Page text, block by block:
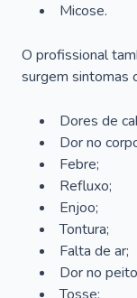
Micose.
O profissional
surgem sintomas
Dores de
Dor no
Febre;
Refluxo;
Enjoo;
Tontura;
Falta de ar;
Dor no